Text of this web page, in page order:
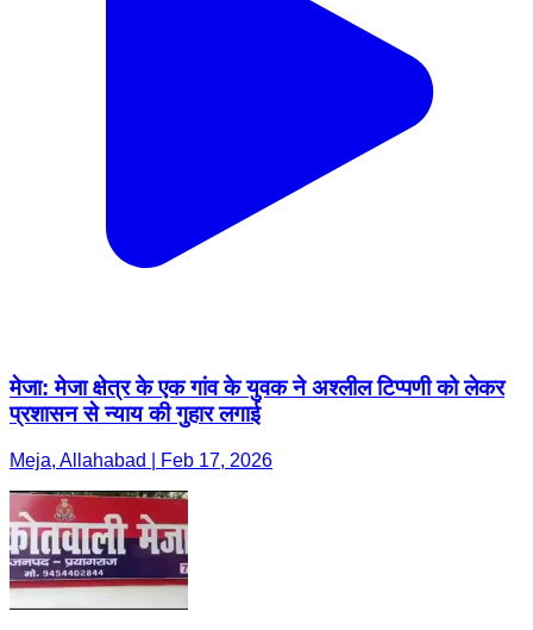
मेजा: मेजा क्षेत्र के एक गांव के युवक ने अश्लील टिप्पणी को लेकर
प्रशासन से न्याय की गुहार लगाई
Meja, Allahabad | Feb 17, 2026